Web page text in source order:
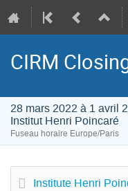
CIRM
28 mars 2022 à 1 avril
Institut Henri Poincaré
Fuseau horaire Europe/Paris
Institute Henri